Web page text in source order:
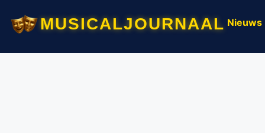
musicaljournaal Nieuws